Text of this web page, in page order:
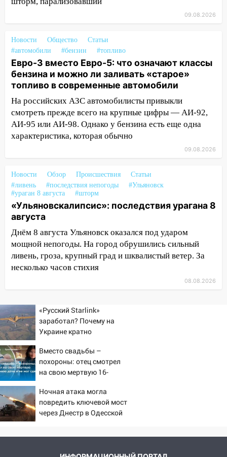
пытаются расчистить ливнёвки, не
14:16
Шторм продолжает ломать город:
на улице Любови Шевцовой рухнул
светофор
14:14 Студента из Ульяновска обманули
мошенники под видом преподавателя
14:12
Куда жаловаться ульяновцам на
упавшее дерево или затопленную улицу
после непогоды
строящегося дома
13:54 В мэрии Ульяновска рассказали,
как устраняют последствия мощного
шторма
13:49 Стихия продолжает крушить
Ульяновск: дерево рухнуло на дом на
Орджоникидзе
13:47 На Нижней Террасе мощным
13:46
СТО на проспекте Созидателей
13:35
Непогода продолжает бить по
транспорту: в Ульяновске трамвай
сошёл с рельсов
13:22
Упавшие деревья перекрыли
дороги в Ульяновске: фото
13:17
Непогода в Ульяновске не
закончится сегодня: сильные ливни
09.08.2026
Новости Общество
Статьи
#автомобили
#бензин #топливо
Евро-3 вместо Евро-5: что означают классы
бензина и можно ли заливать «старое»
топливо в современные автомобили
На российских АЗС автомобилисты привыкли
смотреть прежде всего на крупные цифры — АИ-92,
АИ-95 или АИ-98. Однако у бензина есть еще одна
характеристика, которая обычно
09.08.2026
Новости Обзор Происшествия
Статьи
#ливень
#последствия непогоды
#Ульяновск
#ураган 8 августа
#шторм
«Ульяновскалипсис»: последствия урагана 8
августа
Днём 8 августа Ульяновск оказался под ударом
мощной непогоды. На город обрушились сильный
ливень, гроза, крупный град и шквалистый ветер. За
несколько часов стихия
08.08.2026
«Русский Starlink»
заработал? Почему на
Украине кратно
попаданий по объектам
ВСУ
Вместо свадьбы –
похороны: отец смотрел
на свою мертвую 16-
сдержать слезы
Ночная атака могла
повредить ключевой мост
через Днестр в Одесской